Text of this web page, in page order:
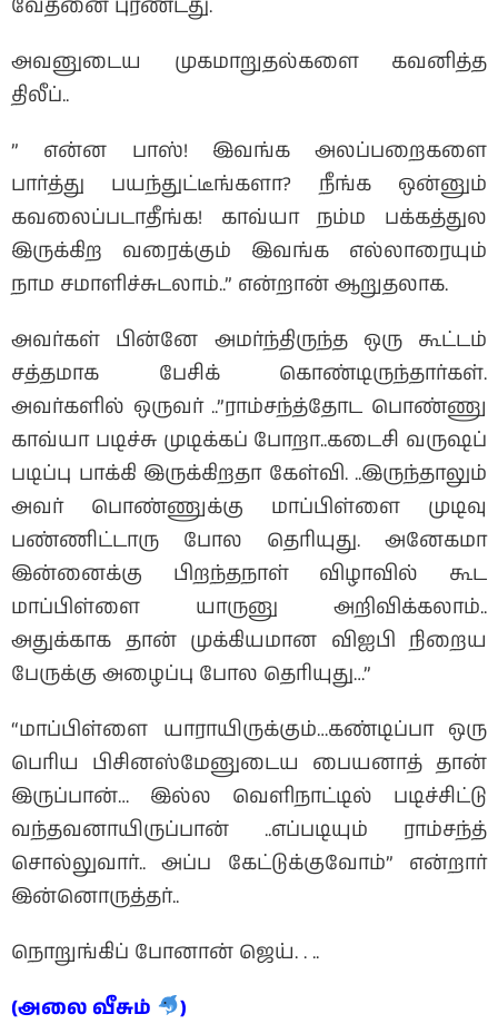
வேதனை புரண்டது.
அவனுடைய முகமாறுதல்களை கவனித்த
திலீப்..
” என்ன பாஸ்! இவங்க அலப்பறைகளை
பார்த்து பயந்துட்டீங்களா? நீங்க ஒன்னும்
கவலைப்படாதீங்க! காவ்யா நம்ம பக்கத்துல
இருக்கிற வரைக்கும் இவங்க எல்லாரையும்
நாம சமாளிச்சுடலாம்..” என்றான் ஆறுதலாக.
அவர்கள் பின்னே அமர்ந்திருந்த ஒரு கூட்டம்
சத்தமாக பேசிக் கொண்டிருந்தார்கள்.
அவர்களில் ஒருவர் ..”ராம்சந்த்தோட பொண்ணு
காவ்யா படிச்சு முடிக்கப் போறா..கடைசி வருஷப்
படிப்பு பாக்கி இருக்கிறதா கேள்வி. ..இருந்தாலும்
அவர் பொண்ணுக்கு மாப்பிள்ளை முடிவு
பண்ணிட்டாரு போல தெரியுது. அனேகமா
இன்னைக்கு பிறந்தநாள் விழாவில் கூட
மாப்பிள்ளை யாருனு அறிவிக்கலாம்..
அதுக்காக தான் முக்கியமான விஐபி நிறைய
பேருக்கு அழைப்பு போல தெரியுது…”
“மாப்பிள்ளை யாராயிருக்கும்…கண்டிப்பா ஒரு
பெரிய பிசினஸ்மேனுடைய பையனாத் தான்
இருப்பான்… இல்ல வெளிநாட்டில் படிச்சிட்டு
வந்தவனாயிருப்பான் ..எப்படியும் ராம்சந்த்
சொல்லுவார்.. அப்ப கேட்டுக்குவோம்” என்றார்
இன்னொருத்தர்..
நொறுங்கிப் போனான் ஜெய். . ..
(அலை வீசும்
)